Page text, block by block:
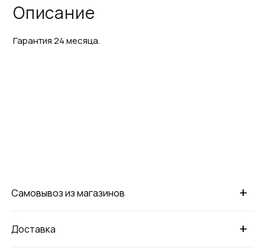
Описание
Гарантия 24 месяца.
+
Самовывоз из магазинов
+
Доставка